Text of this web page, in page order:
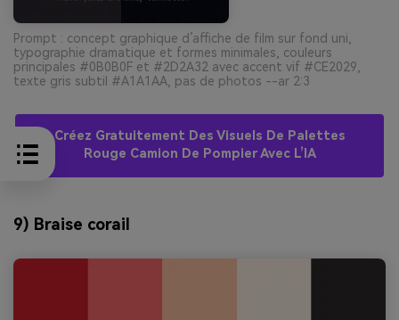
Prompt : concept graphique d’affiche de film sur fond uni,
typographie dramatique et formes minimales, couleurs
principales #0B0B0F et #2D2A32 avec accent vif #CE2029,
texte gris subtil #A1A1AA, pas de photos --ar 2:3
Créez Gratuitement Des Visuels De Palettes
Rouge Camion De Pompier Avec L’IA
9) Braise corail